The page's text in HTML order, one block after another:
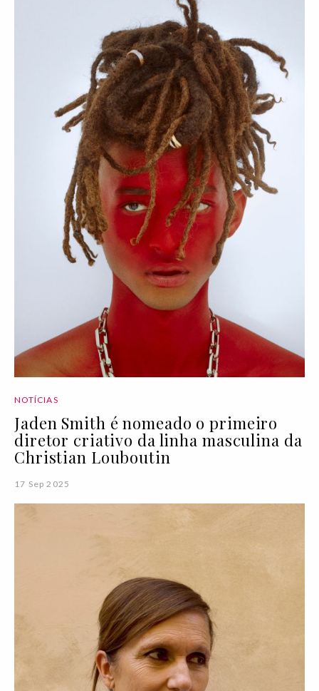
NOTÍCIAS
Jaden Smith é nomeado o primeiro
diretor criativo da linha masculina da
Christian Louboutin
17 Sep 2025